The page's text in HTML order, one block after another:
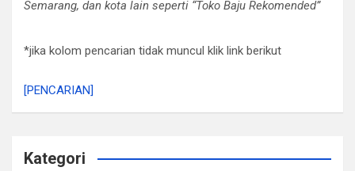
Semarang, dan kota lain seperti “Toko Baju Rekomended”
*jika kolom pencarian tidak muncul klik link berikut
[PENCARIAN]
Kategori